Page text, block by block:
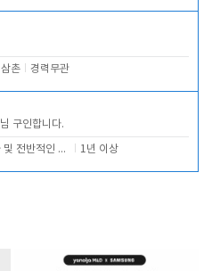
촌 경력무관
구인합니다.
주차 및 전반적인 당번업무 1년 이상